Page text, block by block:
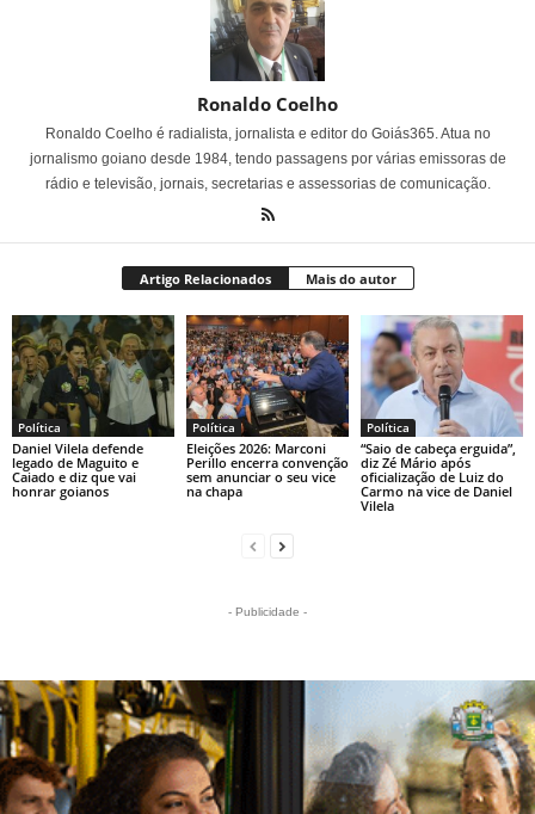
Ronaldo Coelho
Ronaldo Coelho é radialista, jornalista e editor do Goiás365. Atua no
jornalismo goiano desde 1984, tendo passagens por várias emissoras de
rádio e televisão, jornais, secretarias e assessorias de comunicação.
Artigo Relacionados Mais do autor
Política
Daniel Vilela defende
legado de Maguito e
Caiado e diz que vai
honrar goianos
Política
Eleições 2026: Marconi
Perillo encerra convenção
sem anunciar o seu vice
na chapa
Política
“Saio de cabeça erguida”,
diz Zé Mário após
oficialização de Luiz do
Carmo na vice de Daniel
Vilela
- Publicidade -